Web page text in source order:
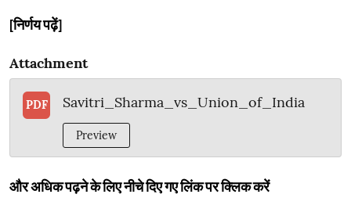
[निर्णय पढ़ें]
Attachment
PDF Savitri_Sharma_vs_Union_of_India
Preview
और अधिक पढ़ने के लिए नीचे दिए गए लिंक पर क्लिक करें